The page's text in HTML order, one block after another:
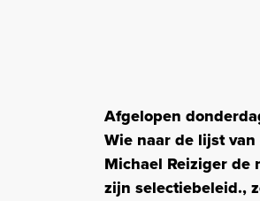
Afgelopen
Wie naar de lijst
Michael Reiziger de
zijn selectiebeleid.,